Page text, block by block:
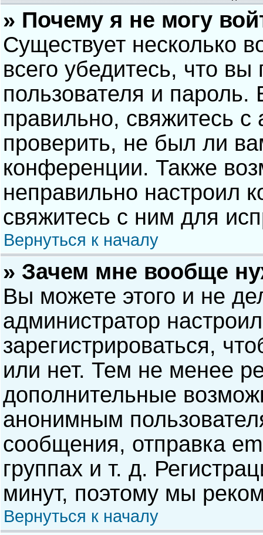
» Почему я не могу
Существует несколько
всего убедитесь, что
пользователя и
правильно, свяжитесь
проверить, не был ли
конференции. Также
неправильно настроил
свяжитесь с ним для
Вернуться к началу
» Зачем мне вообще
Вы можете этого и не
администратор
зарегистрироваться,
или нет. Тем не менее
дополнительные
анонимным
сообщения, отправка
группах и т. д.
минут, поэтому мы
Вернуться к началу